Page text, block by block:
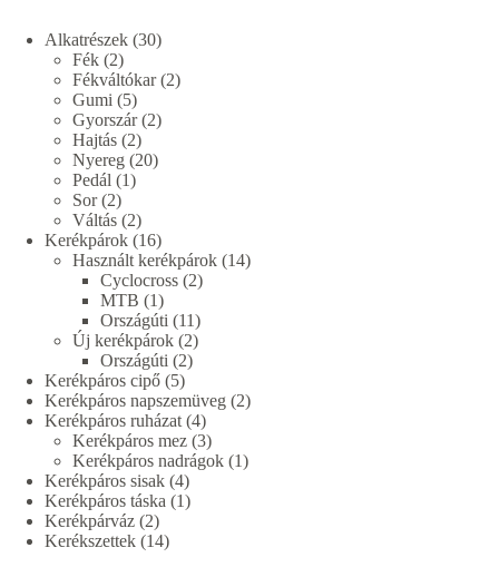
Alkatrészek 3030
Fék 22
termék
Fékváltókar 22
Gumi 55
termék
Gyorszár 22
Hajtás 22
termék
Nyereg 2020
Pedál 11
Sor 22
termék
Váltás 22
termék
Kerékpárok 1616
termék
Használt kerékpárok 1414
Cyclocross 22
MTB 11
termék
Országúti 1111
termék
Új kerékpárok 22
termék
Országúti 22
Kerékpáros cipő 55
termék
Kerékpáros napszemüveg 22
Kerékpáros ruházat 44
termék
Kerékpáros mez 33
termék
Kerékpáros nadrágok 11
Kerékpáros sisak 44
termék
Kerékpáros táska 11
Kerékpárváz 22
termék
Kerékszettek 1414